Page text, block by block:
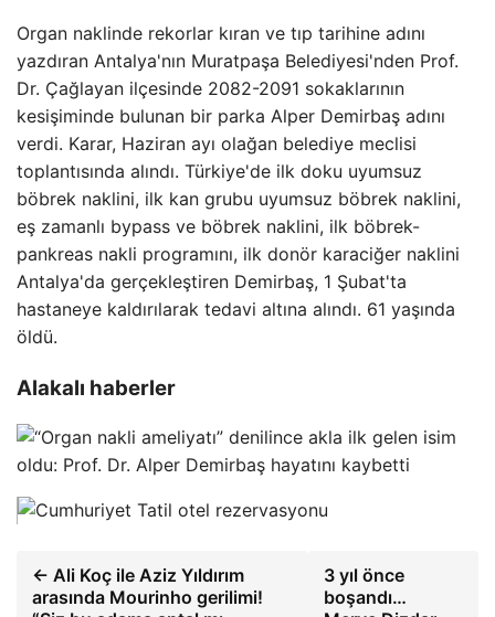
Organ naklinde rekorlar kıran ve tıp tarihine adını
yazdıran Antalya'nın Muratpaşa Belediyesi'nden Prof.
Dr. Çağlayan ilçesinde 2082-2091 sokaklarının
kesişiminde bulunan bir parka Alper Demirbaş adını
verdi. Karar, Haziran ayı olağan belediye meclisi
toplantısında alındı. Türkiye'de ilk doku uyumsuz
böbrek naklini, ilk kan grubu uyumsuz böbrek naklini,
eş zamanlı bypass ve böbrek naklini, ilk böbrek-
pankreas nakli programını, ilk donör karaciğer naklini
Antalya'da gerçekleştiren Demirbaş, 1 Şubat'ta
hastaneye kaldırılarak tedavi altına alındı. 61 yaşında
öldü.
Alakalı haberler
← Ali Koç ile Aziz Yıldırım
arasında Mourinho gerilimi!
3 yıl önce
boşandı…